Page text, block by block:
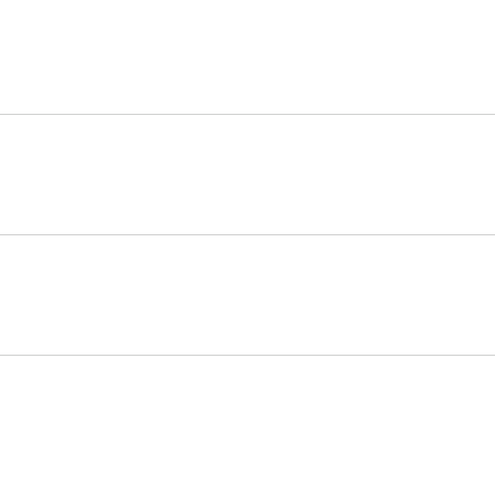
που προτιμάτε
λεπτά.